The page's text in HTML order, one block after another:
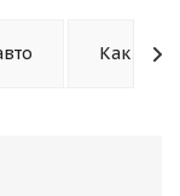
Как